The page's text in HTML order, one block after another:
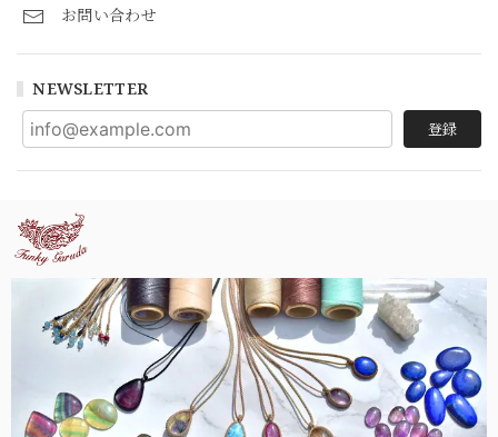
お問い合わせ
NEWSLETTER
登録